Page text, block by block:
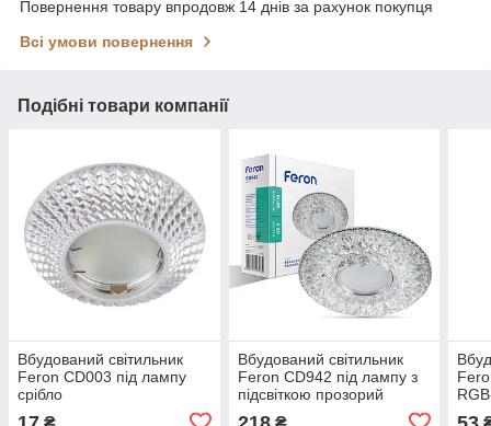
Повернення товару впродовж 14 днів за рахунок покупця
Всі умови повернення
Подібні товари компанії
Вбудований світильник
Feron CD003 під лампу
срібло
Вбудований світильник
Feron CD942 під лампу з
підсвіткою прозорий